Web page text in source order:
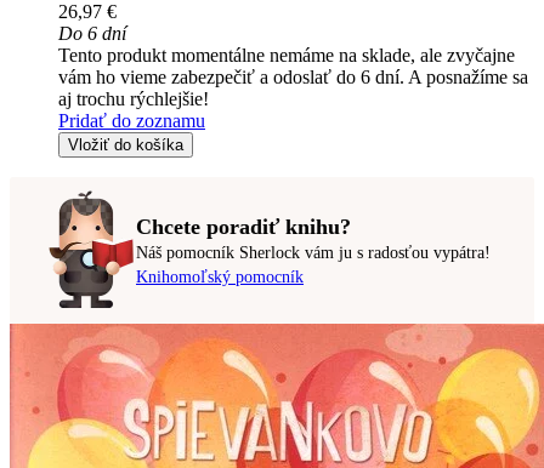
26,97 €
Do 6 dní
Tento produkt momentálne nemáme na sklade, ale zvyčajne
vám ho vieme zabezpečiť a odoslať do 6 dní. A posnažíme sa
aj trochu rýchlejšie!
Pridať do zoznamu
Vložiť do košíka
Chcete poradiť knihu?
Náš pomocník Sherlock vám ju s radosťou vypátra!
Knihomoľský pomocník